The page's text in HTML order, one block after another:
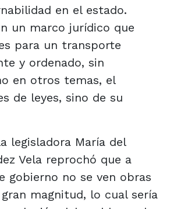
en el estado.
un marco jurídico que
para un transporte
y ordenado, sin
en otros temas, el
de leyes, sino de su
legisladora María del
Vela reprochó que a
gobierno no se ven obras
magnitud, lo cual sería